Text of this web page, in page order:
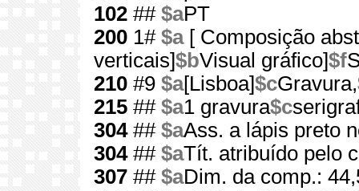
102 ## $aPT
200 1# $a[ Composição
verticais]$bVisual gráfico]$f
210 #9 $a[Lisboa]$cGravura,
215 ## $a1 gravura$c
304## $aAss. a lápis preto
304## $aTít. atribuído pelo
307 ## $aDim. da comp.: